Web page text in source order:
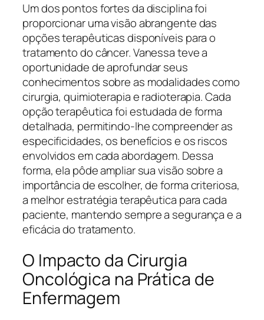
Um dos pontos fortes da disciplina foi
proporcionar uma visão abrangente das
opções terapêuticas disponíveis para o
tratamento do câncer. Vanessa teve a
oportunidade de aprofundar seus
conhecimentos sobre as modalidades como
cirurgia, quimioterapia e radioterapia. Cada
opção terapêutica foi estudada de forma
detalhada, permitindo-lhe compreender as
especificidades, os benefícios e os riscos
envolvidos em cada abordagem. Dessa
forma, ela pôde ampliar sua visão sobre a
importância de escolher, de forma criteriosa,
a melhor estratégia terapêutica para cada
paciente, mantendo sempre a segurança e a
eficácia do tratamento.
O Impacto da Cirurgia
Oncológica na Prática de
Enfermagem